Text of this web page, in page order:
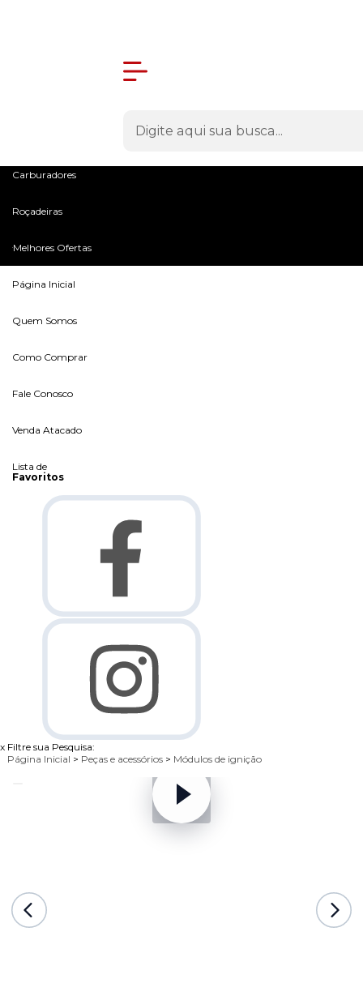
Carburadores
Roçadeiras
Melhores Ofertas
Página Inicial
Quem Somos
Como Comprar
Fale Conosco
Venda Atacado
Lista de
Favoritos
x Filtre sua Pesquisa:
Página Inicial > Peças e acessórios > Módulos de ignição